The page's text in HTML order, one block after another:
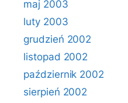
maj 2003
luty 2003
grudzień 2002
listopad 2002
październik 2002
sierpień 2002